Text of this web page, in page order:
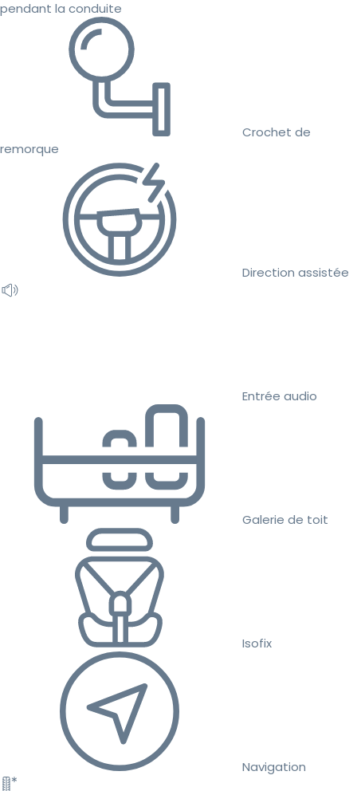
pendant la conduite
Crochet de
remorque
Direction assistée
Entrée audio
Galerie de toit
Isofix
Navigation